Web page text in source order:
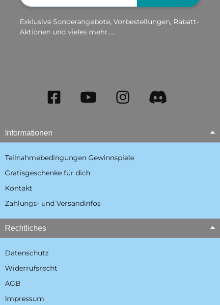
Exklusive Sonderangebote, Vorbestellungen, Rabatt-
Aktionen und vieles mehr.....
Informationen
Teilnahmebedingungen Gewinnspiele
Gratisgeschenke für dich
Kontakt
Zahlungs- und Versandinfos
Rechtliches
Datenschutz
Widerrufsrecht
AGB
Impressum